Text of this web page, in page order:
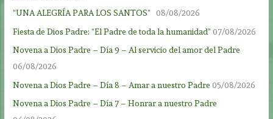
“UNA ALEGRÍA PARA LOS SANTOS”
08/08/2026
Fiesta de Dios Padre: “El Padre de toda la humanidad” 07/08/2026
Novena a Dios Padre – Día 9 – Al servicio del amor del Padre
06/08/2026
Novena a Dios Padre – Día 8 – Amar a nuestro Padre 05/08/2026
Novena a Dios Padre – Día 7 – Honrar a nuestro Padre